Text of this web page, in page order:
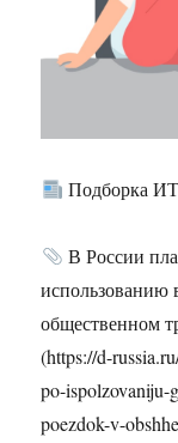
Подборка
В России
использованию
общественном
(https://d-
po-ispolzovaniju-
poezdok-v-